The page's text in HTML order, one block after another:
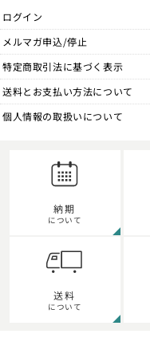
ログイン
メルマガ申込/停止
特定商取引法に基づく表示
送料とお支払い方法について
個人情報の取扱いについて
納期
について
送料
について